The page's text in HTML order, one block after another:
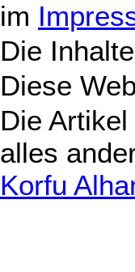
im
Die
Diese
Die
alles
Korfu